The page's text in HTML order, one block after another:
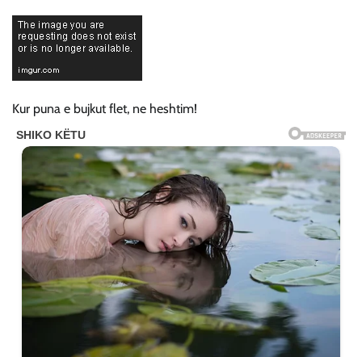
Kur puna e bujkut flet, ne heshtim!